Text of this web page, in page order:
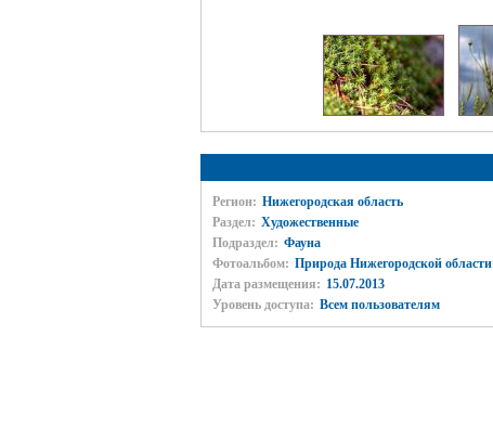
Регион: Нижегородская область
Раздел: Художественные
Подраздел: Фауна
Фотоальбом: Природа Нижегородской области
Дата размещения: 15.07.2013
Уровень доступа: Всем пользователям